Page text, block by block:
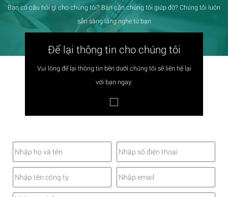
Bạn có câu hỏi gì cho chúng tôi? Bạn cần chúng tôi giúp đỡ? Chúng tôi luôn
sẵn sàng lắng nghe từ bạn
Để lại thông tin cho chúng tôi
Vui lòng để lại thông tin bên dưới chúng tôi sẽ liên hệ lại
với bạn ngay.